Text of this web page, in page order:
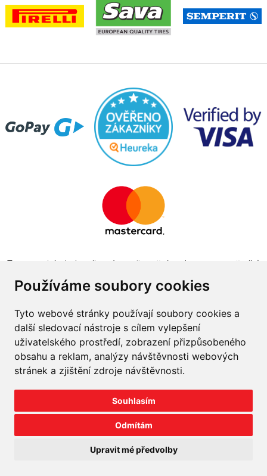
Používáme soubory cookies
Tyto webové stránky používají soubory cookies a
další sledovací nástroje s cílem vylepšení
uživatelského prostředí, zobrazení přizpůsobeného
obsahu a reklam, analýzy návštěvnosti webových
stránek a zjištění zdroje návštěvnosti.
Souhlasím
Odmítám
Upravit mé předvolby
Tento projekt byl realizován za finanční podpory z prostředků
obchodu v programu The Country for the Future
2026prodej-pneu.cz
Napište nám
Velkoobchod